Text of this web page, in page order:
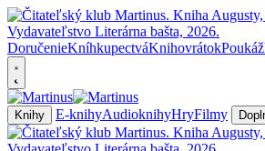
DoručenieKníhkupectváKnihovrátok
Knihy E-knihyAudioknihyHryFilmy